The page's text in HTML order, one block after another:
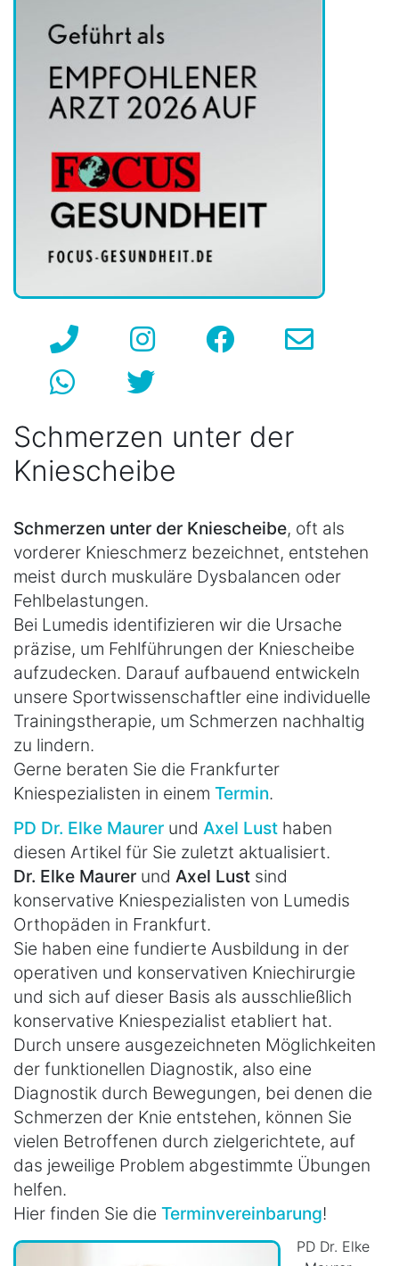
Schmerzen unter der
Kniescheibe
Schmerzen unter der Kniescheibe, oft als
vorderer Knieschmerz bezeichnet, entstehen
meist durch muskuläre Dysbalancen oder
Fehlbelastungen.
Bei Lumedis identifizieren wir die Ursache
präzise, um Fehlführungen der Kniescheibe
aufzudecken. Darauf aufbauend entwickeln
unsere Sportwissenschaftler eine individuelle
Trainingstherapie, um Schmerzen nachhaltig
zu lindern.
Gerne beraten Sie die Frankfurter
Kniespezialisten in einem Termin.
PD Dr. Elke Maurer und Axel Lust haben
diesen Artikel für Sie zuletzt aktualisiert.
Dr. Elke Maurer und Axel Lust sind
konservative Kniespezialisten von Lumedis
Orthopäden in Frankfurt.
Sie haben eine fundierte Ausbildung in der
operativen und konservativen Kniechirurgie
und sich auf dieser Basis als ausschließlich
konservative Kniespezialist etabliert hat.
Durch unsere ausgezeichneten Möglichkeiten
der funktionellen Diagnostik, also eine
Diagnostik durch Bewegungen, bei denen die
Schmerzen der Knie entstehen, können Sie
vielen Betroffenen durch zielgerichtete, auf
das jeweilige Problem abgestimmte Übungen
helfen.
Hier finden Sie die Terminvereinbarung!
PD Dr. Elke